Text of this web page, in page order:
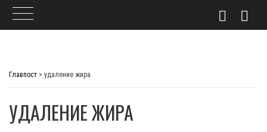
Главпост > удаление жира
УДАЛЕНИЕ ЖИРА